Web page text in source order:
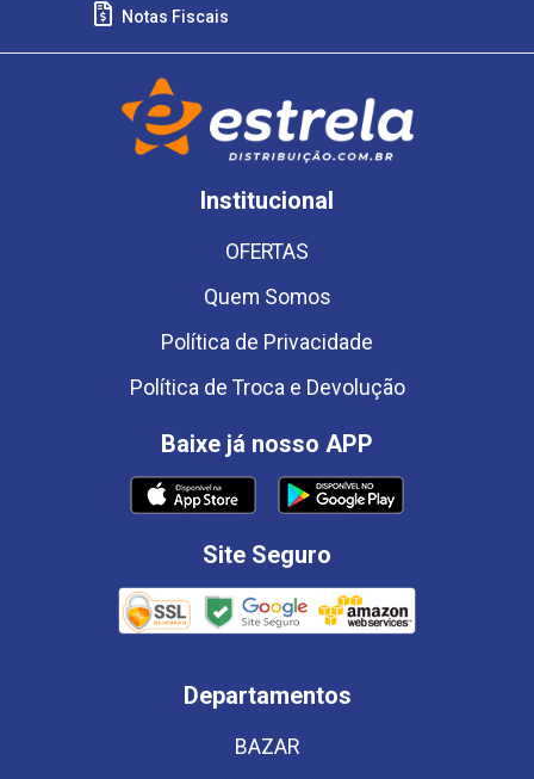
Notas Fiscais
Institucional
OFERTAS
Quem Somos
Política de Privacidade
Política de Troca e Devolução
Baixe já nosso APP
Site Seguro
Departamentos
BAZAR